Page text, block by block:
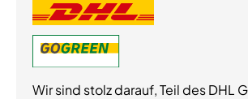
Wir sind stolz darauf, Teil des DHL